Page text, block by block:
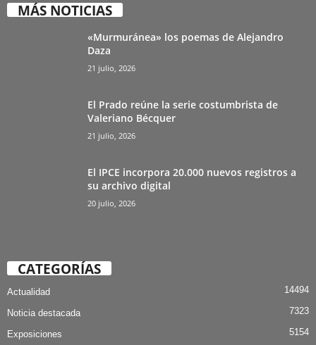
MÁS NOTICIAS
«Murmuránea» los poemas de Alejandro
Daza
21 julio, 2026
El Prado reúne la serie costumbrista de
Valeriano Bécquer
21 julio, 2026
El IPCE incorpora 20.000 nuevos registros a
su archivo digital
20 julio, 2026
CATEGORÍAS
Actualidad 14494
Noticia destacada 7323
Exposiciones 5154